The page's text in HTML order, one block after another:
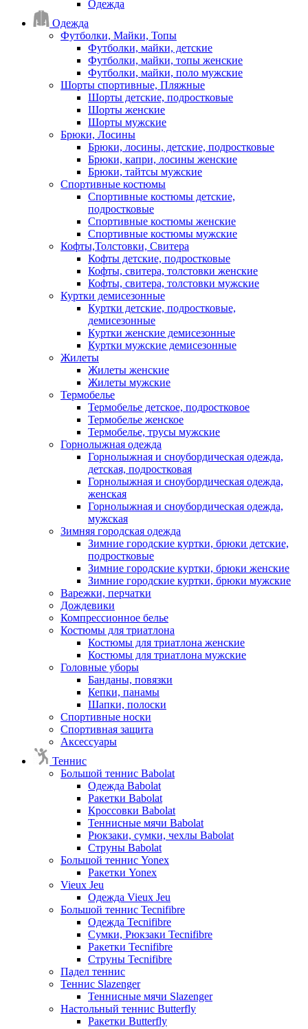
Одежда
Одежда
Футболки, Майки, Топы
Футболки, майки, детские
Футболки, майки, топы женские
Футболки, майки, поло мужские
Шорты спортивные, Пляжные
Шорты детские, подростковые
Шорты женские
Шорты мужские
Брюки, Лосины
Брюки, лосины, детские, подростковые
Брюки, капри, лосины женские
Брюки, тайтсы мужские
Спортивные костюмы
Спортивные костюмы детские,
подростковые
Спортивные костюмы женские
Спортивные костюмы мужские
Кофты,Толстовки, Свитера
Кофты детские, подростковые
Кофты, свитера, толстовки женские
Кофты, свитера, толстовки мужские
Куртки демисезонные
Куртки детские, подростковые,
демисезонные
Куртки женские демисезонные
Куртки мужские демисезонные
Жилеты
Жилеты женские
Жилеты мужские
Термобелье
Термобелье детское, подростковое
Термобелье женское
Термобелье, трусы мужские
Горнолыжная одежда
Горнолыжная и сноубордическая одежда,
детская, подростковая
Горнолыжная и сноубордическая одежда,
женская
Горнолыжная и сноубордическая одежда,
мужская
Зимняя городская одежда
Зимние городские куртки, брюки детские,
подростковые
Зимние городские куртки, брюки женские
Зимние городские куртки, брюки мужские
Варежки, перчатки
Дождевики
Компрессионное белье
Костюмы для триатлона
Костюмы для триатлона женские
Костюмы для триатлона мужские
Головные уборы
Банданы, повязки
Кепки, панамы
Шапки, полоски
Спортивные носки
Спортивная защита
Аксессуары
Теннис
Большой теннис Babolat
Одежда Babolat
Ракетки Babolat
Кроссовки Babolat
Теннисные мячи Babolat
Рюкзаки, сумки, чехлы Babolat
Струны Babolat
Большой теннис Yonex
Ракетки Yonex
Vieux Jeu
Одежда Vieux Jeu
Большой теннис Tecnifibre
Одежда Tecnifibre
Сумки, Рюкзаки Tecnifibre
Ракетки Tecnifibre
Струны Tecnifibre
Падел теннис
Теннис Slazenger
Теннисные мячи Slazenger
Настольный теннис Butterfly
Ракетки Butterfly